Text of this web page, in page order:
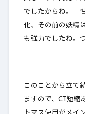
でしたからね。
化、その前の妖精
も強力でしたね。
このことから立て
ますので、CT短